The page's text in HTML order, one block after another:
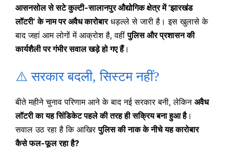
आसनसोल से सटे कुल्टी-सालानपुर औद्योगिक क्षेत्र में ‘झारखंड
लॉटरी’ के नाम पर अवैध कारोबारधड़ल्ले से जारी है। इस खुलासे के
बाद जहां आम लोगों में आक्रोश है, वहींपुलिस और प्रशासन की
कार्यशैली पर गंभीर सवाल खड़े हो गए हैं।
⚠️ सरकार बदली, सिस्टम नहीं?
बीते महीने चुनाव परिणाम आने के बाद नई सरकार बनी, लेकिन अवैध
लॉटरी का यह सिंडिकेट पहले की तरह ही सक्रिय बना हुआ है।
सवाल उठ रहा है कि आखिरपुलिस की नाक के नीचे यह कारोबार
कैसे फल-फूल रहा है?